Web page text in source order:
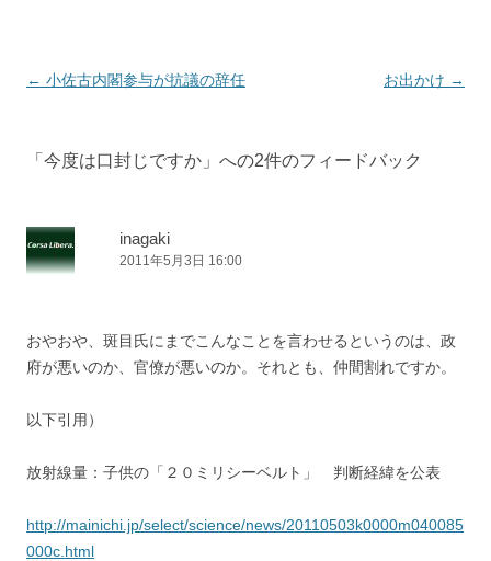
投
ー
シ
← 小佐古内閣参与が抗議の辞任 お出かけ →
「 今度は口封じですか 」への2件のフィードバック
inagaki
2011年5月3日 16:00
おやおや、斑目氏にまでこんなことを言わせるというのは、政
府が悪いのか、官僚が悪いのか。それとも、仲間割れですか。
以下引用）
放射線量：子供の「２０ミリシーベルト」 判断経緯を公表
http://mainichi.jp/select/science/news/20110503k0000m040085
000c.html